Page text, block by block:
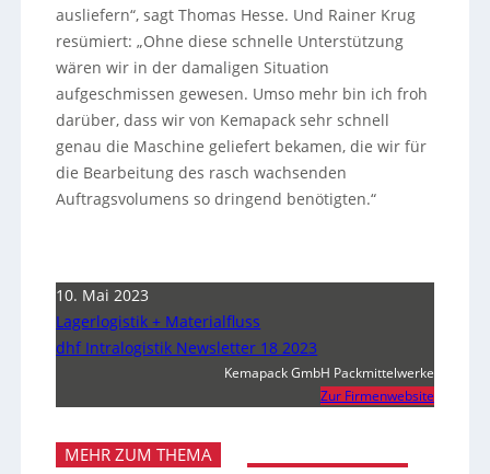
ausliefern“, sagt Thomas Hesse. Und Rainer Krug
resümiert: „Ohne diese schnelle Unterstützung
wären wir in der damaligen Situation
aufgeschmissen gewesen. Umso mehr bin ich froh
darüber, dass wir von Kemapack sehr schnell
genau die Maschine geliefert bekamen, die wir für
die Bearbeitung des rasch wachsenden
Auftragsvolumens so dringend benötigten.“
10. Mai 2023
Lagerlogistik + Materialfluss
dhf Intralogistik Newsletter 18 2023
Kemapack GmbH Packmittelwerke
Zur Firmenwebsite
MEHR ZUM THEMA